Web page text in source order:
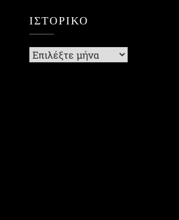
ΙΣΤΟΡΙΚΌ
Ιστορικό